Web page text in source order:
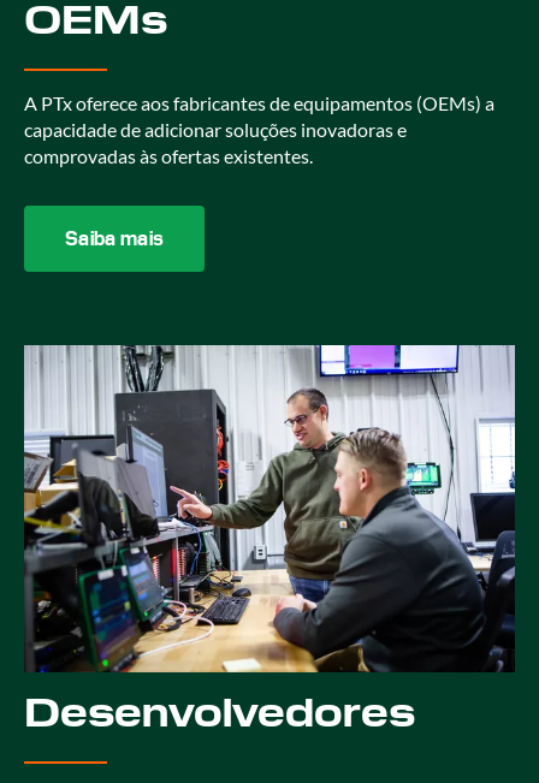
OEMs
A PTx oferece aos fabricantes de equipamentos (OEMs) a
capacidade de adicionar soluções inovadoras e
comprovadas às ofertas existentes.
Saiba mais
Desenvolvedores